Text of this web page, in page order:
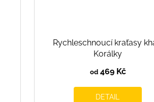
Rychleschnoucí kraťasy
Korálky
od469 Kč
DETAIL